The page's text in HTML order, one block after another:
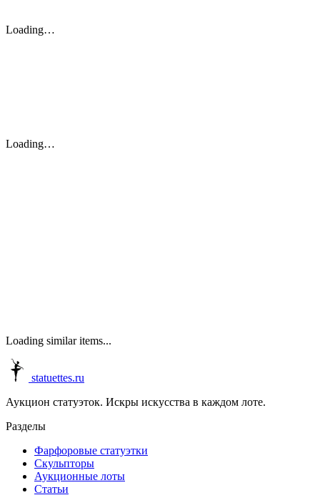
Loading…
Loading…
Loading similar items...
statuettes.ru
Аукцион статуэток. Искры искусства в каждом лоте.
Разделы
Фарфоровые статуэтки
Скульпторы
Аукционные лоты
Статьи